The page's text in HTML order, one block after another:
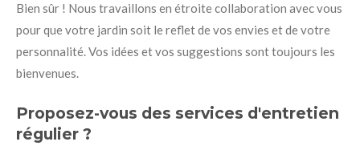
Bien sûr ! Nous travaillons en étroite collaboration avec vous
pour que votre jardin soit le reflet de vos envies et de votre
personnalité. Vos idées et vos suggestions sont toujours les
bienvenues.
Proposez-vous des services d'entretien
régulier ?